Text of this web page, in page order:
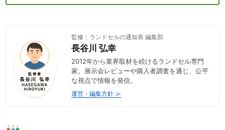
監修：ランドセルの通知表 編集部
長谷川 弘幸
2012年から業界取材を続けるランドセル専門
家。展示会レビューや購入者調査を通じ、公平
な視点で情報を発信。
運営・編集方針 ≫